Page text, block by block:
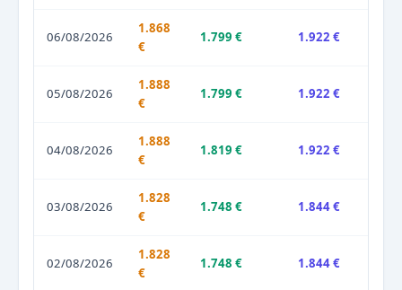
06/08/2026
1.868
€
1.799 € 1.922 €
05/08/2026
1.888
€
1.799 € 1.922 €
04/08/2026
1.888
€
1.819 € 1.922 €
03/08/2026
1.828
€
1.748 € 1.844 €
02/08/2026
1.828
€
1.748 € 1.844 €